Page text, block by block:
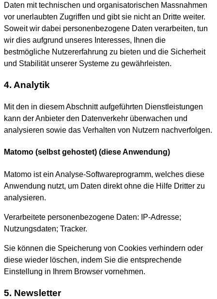
Daten mit technischen und organisatorischen Massnahmen
vor unerlaubten Zugriffen und gibt sie nicht an Dritte weiter.
Soweit wir dabei personenbezogene Daten verarbeiten, tun
wir dies aufgrund unseres Interesses, Ihnen die
bestmögliche Nutzererfahrung zu bieten und die Sicherheit
und Stabilität unserer Systeme zu gewährleisten.
4. Analytik
Mit den in diesem Abschnitt aufgeführten Dienstleistungen
kann der Anbieter den Datenverkehr überwachen und
analysieren sowie das Verhalten von Nutzern nachverfolgen.
Matomo (selbst gehostet) (diese Anwendung)
Matomo ist ein Analyse-Softwareprogramm, welches diese
Anwendung nutzt, um Daten direkt ohne die Hilfe Dritter zu
analysieren.
Verarbeitete personenbezogene Daten: IP-Adresse;
Nutzungsdaten; Tracker.
Sie können die Speicherung von Cookies verhindern oder
diese wieder löschen, indem Sie die entsprechende
Einstellung in Ihrem Browser vornehmen.
5. Newsletter